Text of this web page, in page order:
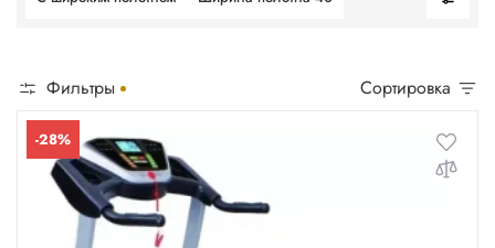
Фильтры Сортировка
-28%